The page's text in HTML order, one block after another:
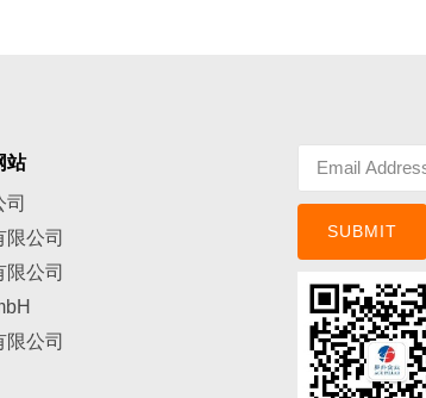
站
公司
公司
公司
SUBMIT